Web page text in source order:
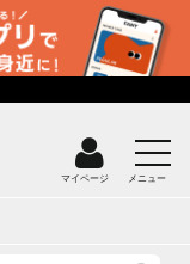
マイページ メニュー